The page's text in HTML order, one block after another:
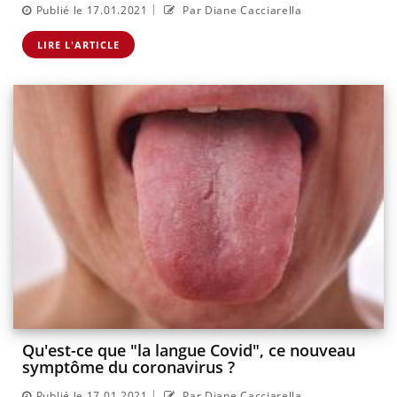
Publié le 17.01.2021 | Par Diane Cacciarella
LIRE L'ARTICLE
Qu'est-ce que "la langue Covid", ce nouveau
symptôme du coronavirus ?